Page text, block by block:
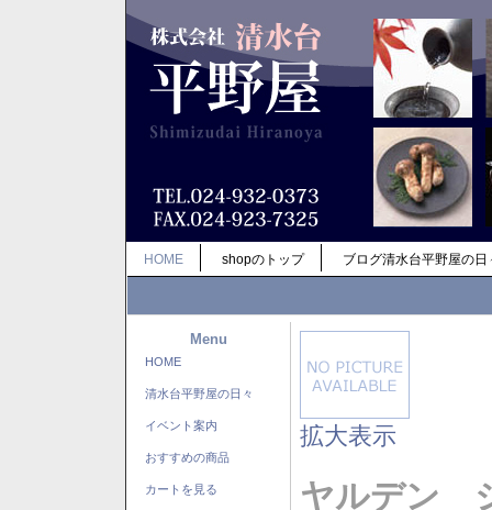
HOME shopのトップ ブログ清水台平野屋の日
Menu
HOME
清水台平野屋の日々
イベント案内
おすすめの商品
カートを見る
拡大表示
ヤルデン